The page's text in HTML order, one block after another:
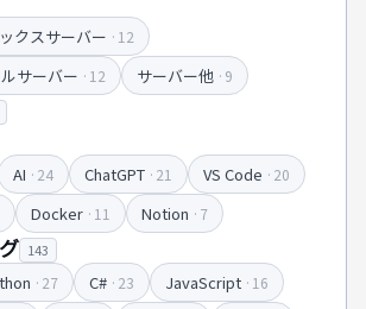
クスサーバー ·12
サーバー ·12 サーバー他 ·9
AI ·24 ChatGPT ·21 VS Code ·20
Docker ·11 Notion ·7
143
·27 C# ·23 JavaScript ·16